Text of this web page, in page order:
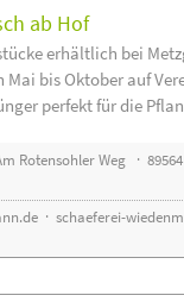
ab Hof
erhältlich bei
Mai bis Oktober auf
perfekt für die
Rotensohler Weg ·
· schaeferei-